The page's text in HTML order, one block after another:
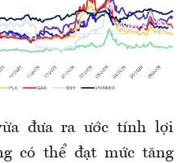
đưa ra ước tính lợi
có thể đạt mức tăng